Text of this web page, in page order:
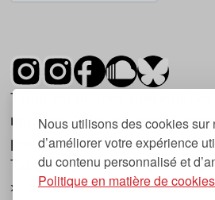
Nous utilisons des cookies sur
d’améliorer votre expérience
du contenu personnalisé et
Politique en matière de
Tsugi est un mensuel
musique et les nouvelles
première parution date de
Tsugi en japonais signifie «
», ce qui correspond à la